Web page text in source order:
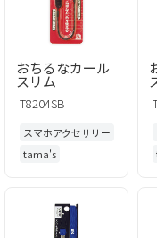
おちるなカール
スリム
T8204SB
スマホアクセサリー
tama's